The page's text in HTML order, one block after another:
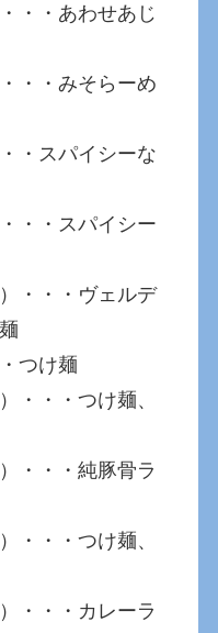
・・あわせあじ
・・みそらーめ
・スパイシーな
・・スパイシー
・・・ヴェルデ
つけ麺
・・・つけ麺、
・・・純豚骨ラ
・・・つけ麺、
・・・カレーラ